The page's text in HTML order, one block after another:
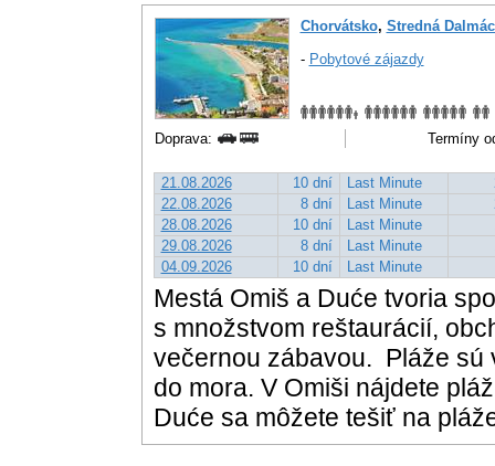
Chorvátsko, Stredná
- Pobytové zájazdy
Doprava: Termíny
21.08.2026 10 dní Last Minute
22.08.2026
8 dní Last Minute
28.08.2026
10 dní Last Minute
29.08.2026
8 dní Last Minute
04.09.2026
10 dní Last Minute
Mestá Omiš a Duće tvoria
s množstvom reštaurácií,
večernou zábavou. Pláže sú
do mora. V Omiši nájdete
Duće sa môžete tešiť na